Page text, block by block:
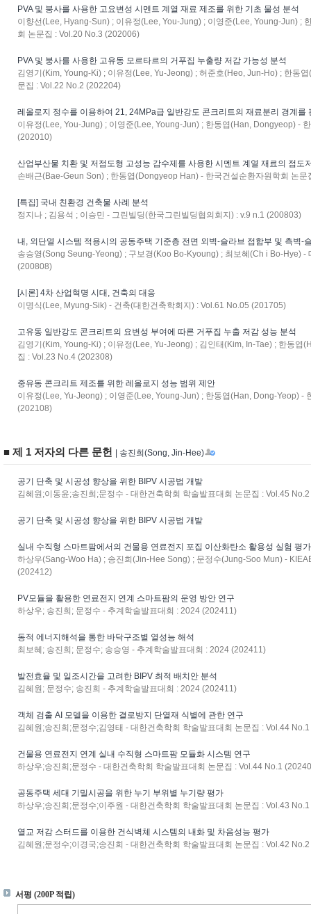
PVA 및 붕사를 사용한 고요변성 시멘트 계열 재료 제조를 위한 기초 물성 분석
이향선(Lee, Hyang-Sun) ; 이유정(Lee, You-Jung) ; 이영준(Lee, Young-Jun) ;
회 논문집 : Vol.20 No.3 (202006)
PVA 및 붕사를 사용한 고유동 모르타르의 거푸집 누출량 저감 가능성 분석
김영기(Kim, Young-Ki) ; 이유정(Lee, Yu-Jeong) ; 허준호(Heo, Jun-Ho) ; 한동
문집 : Vol.22 No.2 (202204)
레올로지 정수를 이용하여 21, 24MPa급 일반강도 콘크리트의 재료분리 경계를
이유정(Lee, You-Jung) ; 이영준(Lee, Young-Jun) ; 한동엽(Han, Dongyeop) -
(202010)
산업부산물 치환 및 저점도형 고성능 감수제를 사용한 시멘트 계열 재료의 점도
손배근(Bae-Geun Son) ; 한동엽(Dongyeop Han) - 한국건설순환자원학회 논
[특집] 국내 친환경 건축물 사례 분석
정지나 ; 김용석 ; 이승민 - 그린빌딩(한국그린빌딩협의회지) : v.9 n.1 (200803)
내, 외단열 시스템 적용시의 공동주택 기준층 전면 외벽-슬라브 접합부 및 측벽-
송승영(Song Seung-Yeong) ; 구보경(Koo Bo-Kyoung) ; 최보혜(Ch i Bo-Hye) -
(200808)
[시론] 4차 산업혁명 시대, 건축의 대응
이명식(Lee, Myung-Sik) - 건축(대한건축학회지) : Vol.61 No.05 (201705)
고유동 일반강도 콘크리트의 요변성 부여에 따른 거푸집 누출 저감 성능 분석
김영기(Kim, Young-Ki) ; 이유정(Lee, Yu-Jeong) ; 김인태(Kim, In-Tae) ; 한동엽
집 : Vol.23 No.4 (202308)
중유동 콘크리트 제조를 위한 레올로지 성능 범위 제안
이유정(Lee, Yu-Jeong) ; 이영준(Lee, Young-Jun) ; 한동엽(Han, Dong-Yeop) -
(202108)
■ 제 1 저자의 다른 문헌 | 송진희(Song, Jin-Hee)
공기 단축 및 시공성 향상을 위한 BIPV 시공법 개발
김혜원;이동윤;송진희;문정수 - 대한건축학회 학술발표대회 논문집 : Vol.45
공기 단축 및 시공성 향상을 위한 BIPV 시공법 개발
실내 수직형 스마트팜에서의 건물용 연료전지 포집 이산화탄소 활용성 실험 평가
하상우(Sang-Woo Ha) ; 송진희(Jin-Hee Song) ; 문정수(Jung-Soo Mun) -
(202412)
PV모듈을 활용한 연료전지 연계 스마트팜의 운영 방안 연구
하상우; 송진희; 문정수 - 추계학술발표대회 : 2024 (202411)
동적 에너지해석을 통한 바닥구조별 열성능 해석
최보혜; 송진희; 문정수; 송승영 - 추계학술발표대회 : 2024 (202411)
발전효율 및 일조시간을 고려한 BIPV 최적 배치안 분석
김혜원; 문정수; 송진희 - 추계학술발표대회 : 2024 (202411)
객체 검출 AI 모델을 이용한 결로방지 단열재 식별에 관한 연구
김혜원;송진희;문정수;김영태 - 대한건축학회 학술발표대회 논문집 : Vol.44
건물용 연료전지 연계 실내 수직형 스마트팜 모듈화 시스템 연구
하상우;송진희;문정수 - 대한건축학회 학술발표대회 논문집 : Vol.44 No.1
공동주택 세대 기밀시공을 위한 누기 부위별 누기량 평가
하상우;송진희;문정수;이주원 - 대한건축학회 학술발표대회 논문집 : Vol.43
열교 저감 스터드를 이용한 건식벽체 시스템의 내화 및 차음성능 평가
김혜원;문정수;이경국;송진희 - 대한건축학회 학술발표대회 논문집 : Vol.42